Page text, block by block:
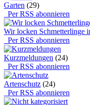
Garten (29)
Per RSS abonnieren
Wir locken Schmetterlinge
Per RSS abonnieren
Kurzmeldungen (24)
Per RSS abonnieren
Artenschutz (24)
Per RSS abonnieren